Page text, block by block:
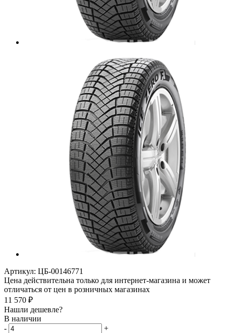
Артикул: ЦБ-00146771
Цена действительна только для интернет-магазина и может
отличаться от цен в розничных магазинах
11 570 ₽
Нашли дешевле?
В наличии
-
+